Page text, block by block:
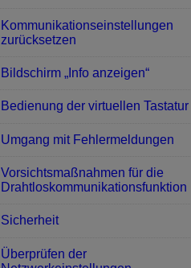
Kommunikationseinstellungen
zurücksetzen
Bildschirm „Info anzeigen“
Bedienung der virtuellen Tastatur
Umgang mit Fehlermeldungen
Vorsichtsmaßnahmen für die
Drahtloskommunikationsfunktion
Sicherheit
Überprüfen der